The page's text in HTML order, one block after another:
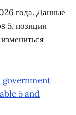
года. Данные
5, позиции
government
5 and